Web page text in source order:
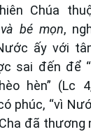
Chúa
bé mọn,
ấy với
sai đến để
hèn” (Lc
phúc, “vì
Cha đã